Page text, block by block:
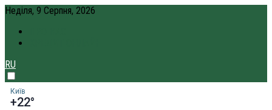
Неділя, 9 Серпня, 2026
RU
Київ
+22°